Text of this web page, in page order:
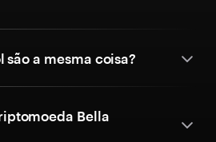
são a mesma coisa?
Bella